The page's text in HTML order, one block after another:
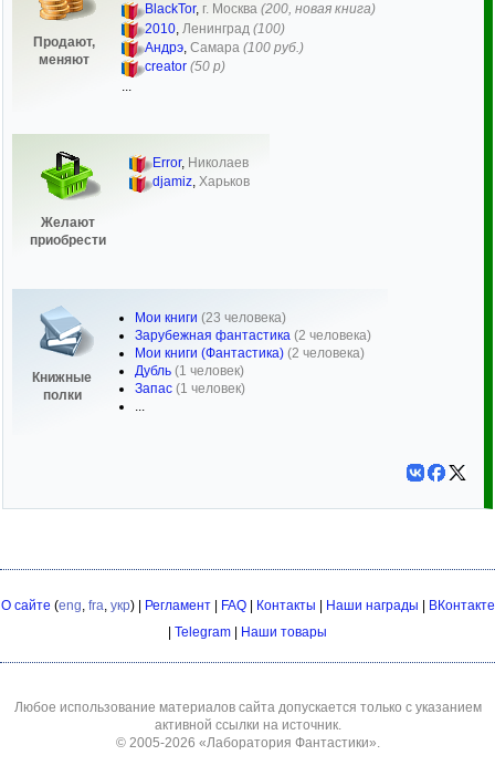
Продают,
меняют
BlackTor, г. Москва (200, новая книга)
2010 Ленинград (100)
Андрэ, Самара (100 руб.)
creator (50 р)
Желают
приобрести
Error, Николаев
djamiz, Харьков
Книжные
полки
Мои книги (23 человека)
Зарубежная фантастика (2 человека)
Мои книги (Фантастика) (2 человека)
Дубль (1 человек)
Запас (1 человек)
...
О сайте (eng, fra, укр) | Регламент| FAQ| Контакты Наши награды
ВКонтакте
Telegram Наши товары
Любое использование материалов сайта допускается только с указанием
активной ссылки на источник.
© 2005-2026 «Лаборатория Фантастики».